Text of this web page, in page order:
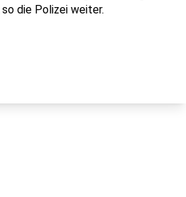
die Polizei weiter.